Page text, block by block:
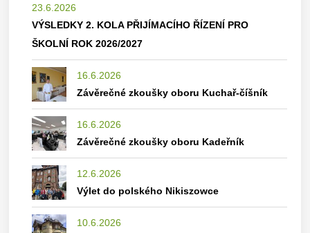
23.6.2026
VÝSLEDKY 2. KOLA PŘIJÍMACÍHO ŘÍZENÍ PRO
ŠKOLNÍ ROK 2026/2027
16.6.2026
Závěrečné zkoušky oboru Kuchař-číšník
16.6.2026
Závěrečné zkoušky oboru Kadeřník
12.6.2026
Výlet do polského Nikiszowce
10.6.2026